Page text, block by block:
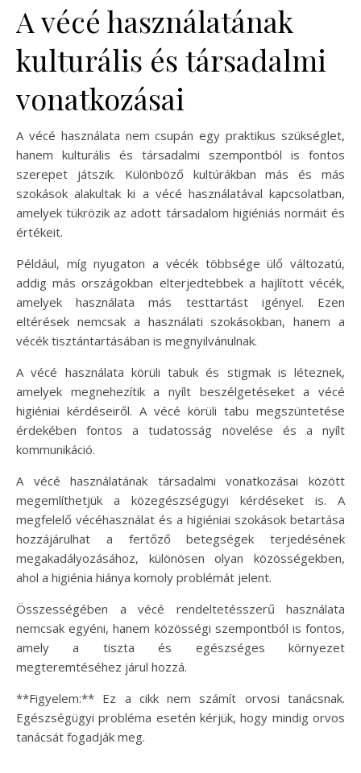
A vécé használatának
kulturális és társadalmi
vonatkozásai
A vécé használata nem csupán egy praktikus szükséglet,
hanem kulturális és társadalmi szempontból is fontos
szerepet játszik. Különböző kultúrákban más és más
szokások alakultak ki a vécé használatával kapcsolatban,
amelyek tükrözik az adott társadalom higiéniás normáit és
értékeit.
Például, míg nyugaton a vécék többsége ülő változatú,
addig más országokban elterjedtebbek a hajlított vécék,
amelyek használata más testtartást igényel. Ezen
eltérések nemcsak a használati szokásokban, hanem a
vécék tisztántartásában is megnyilvánulnak.
A vécé használata körüli tabuk és stigmak is léteznek,
amelyek megnehezítik a nyílt beszélgetéseket a vécé
higiéniai kérdéseiről. A vécé körüli tabu megszüntetése
érdekében fontos a tudatosság növelése és a nyílt
kommunikáció.
A vécé használatának társadalmi vonatkozásai között
megemlíthetjük a közegészségügyi kérdéseket is. A
megfelelő vécéhasználat és a higiéniai szokások betartása
hozzájárulhat a fertőző betegségek terjedésének
megakadályozásához, különösen olyan közösségekben,
ahol a higiénia hiánya komoly problémát jelent.
Összességében a vécé rendeltetésszerű használata
nemcsak egyéni, hanem közösségi szempontból is fontos,
amely a tiszta és egészséges környezet
megteremtéséhez járul hozzá.
**Figyelem:** Ez a cikk nem számít orvosi tanácsnak.
Egészségügyi probléma esetén kérjük, hogy mindig orvos
tanácsát fogadják meg.